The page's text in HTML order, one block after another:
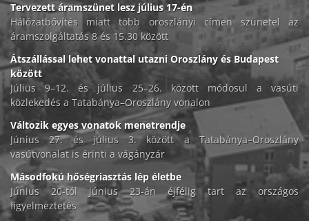
Tervezett áramszünet lesz július 17-én
Hálózatbővítés miatt több oroszlányi címen szünetel az
áramszolgáltatás 8 és 15.30 között
Átszállással lehet vonattal utazni Oroszlány és Budapest
között
Július 9–12. és július 25–26. között módosul a vasúti
közlekedés a Tatabánya–Oroszlány vonalon
Változik egyes vonatok menetrendje
Június 27. és július 3. között a Tatabánya–Oroszlány
vasútvonalat is érinti a vágányzár
Másodfokú hőségriasztás lép életbe
Június 20-tól június 23-án éjfélig tart az országos
figyelmeztetés